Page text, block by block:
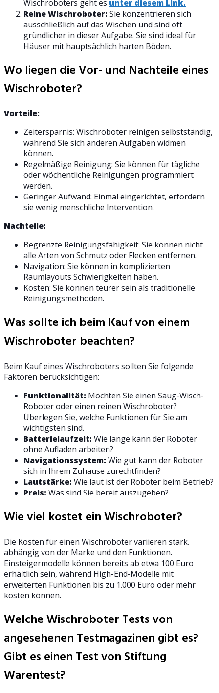
Wischroboters geht es unter diesem Link.
Reine Wischroboter: Sie konzentrieren sich
ausschließlich auf das Wischen und sind oft
gründlicher in dieser Aufgabe. Sie sind ideal für
Häuser mit hauptsächlich harten Böden.
Wo liegen die Vor- und Nachteile eines
Wischroboter?
Vorteile:
Zeitersparnis: Wischroboter reinigen selbstständig,
während Sie sich anderen Aufgaben widmen
können.
Regelmäßige Reinigung: Sie können für tägliche
oder wöchentliche Reinigungen programmiert
werden.
Geringer Aufwand: Einmal eingerichtet, erfordern
sie wenig menschliche Intervention.
Nachteile:
Begrenzte Reinigungsfähigkeit: Sie können nicht
alle Arten von Schmutz oder Flecken entfernen.
Navigation: Sie können in komplizierten
Raumlayouts Schwierigkeiten haben.
Kosten: Sie können teurer sein als traditionelle
Reinigungsmethoden.
Was sollte ich beim Kauf von einem
Wischroboter beachten?
Beim Kauf eines Wischroboters sollten Sie folgende
Faktoren berücksichtigen:
Funktionalität: Möchten Sie einen Saug-Wisch-
Roboter oder einen reinen Wischroboter?
Überlegen Sie, welche Funktionen für Sie am
wichtigsten sind.
Batterielaufzeit: Wie lange kann der Roboter
ohne Aufladen arbeiten?
Navigationssystem: Wie gut kann der Roboter
sich in Ihrem Zuhause zurechtfinden?
Lautstärke: Wie laut ist der Roboter beim Betrieb?
Preis: Was sind Sie bereit auszugeben?
Wie viel kostet ein Wischroboter?
Die Kosten für einen Wischroboter variieren stark,
abhängig von der Marke und den Funktionen.
Einsteigermodelle können bereits ab etwa 100 Euro
erhältlich sein, während High-End-Modelle mit
erweiterten Funktionen bis zu 1.000 Euro oder mehr
kosten können.
Welche Wischroboter Tests von
angesehenen Testmagazinen gibt es?
Gibt es einen Test von Stiftung
Warentest?